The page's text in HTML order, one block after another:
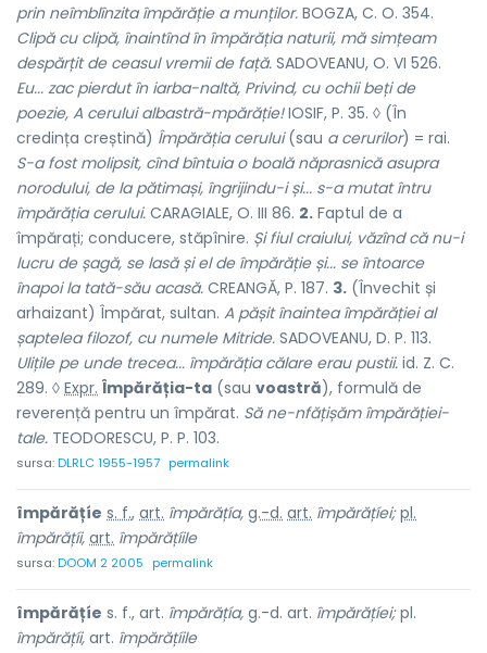
prin neîmblînzita împărăție a munților. BOGZA, C. O. 354.
Clipă cu clipă, înaintînd în împărăția naturii, mă simțeam
despărțit de ceasul vremii de față. SADOVEANU, O. VI 526.
Eu... zac pierdut în iarba-naltă, Privind, cu ochii beți de
poezie, A cerului albastră-mpărăție!IOSIF, P. 35. ◊ (În
credința creștină) Împărăția cerului(sau a cerurilor) = rai.
S-a fost molipsit, cînd bîntuia o boală năprasnică asupra
norodului, de la pătimași, îngrijindu-i și... s-a mutat întru
împărăția cerului. CARAGIALE, O. III 86. 2. Faptul de a
împărați; conducere, stăpînire. Și fiul craiului, văzînd că nu-i
lucru de șagă, se lasă și el de împărăție și... se întoarce
înapoi la tată-său acasă. CREANGĂ, P. 187. 3. (Învechit și
arhaizant) Împărat, sultan. A pășit înaintea împărăției al
șaptelea filozof, cu numele Mitride. SADOVEANU, D. P. 113.
Ulițile pe unde trecea... împărăția călare erau pustii. id. Z. C.
289. ◊ Expr. Împărăția-ta (sau voastră), formulă de
reverență pentru un împărat. Să ne-nfățișăm împărăției-
tale. TEODORESCU, P. P. 103.
sursa:DLRLC 1955-1957 permalink
împărățíe s. f., art. împărățía, g.-d. art. împărățíei; pl.
împărățíi, art. împărățíile
sursa:DOOM 2 2005 permalink
împărățíe s. f., art. împărățía, g.-d. art. împărățíei;pl.
împărățíi, art. împărățíile